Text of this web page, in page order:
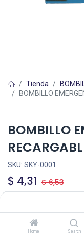
Home Search
Tienda
BOMBILLO
BOMBILLO
SKU: SKY-0001
$ 4,31 $6,53